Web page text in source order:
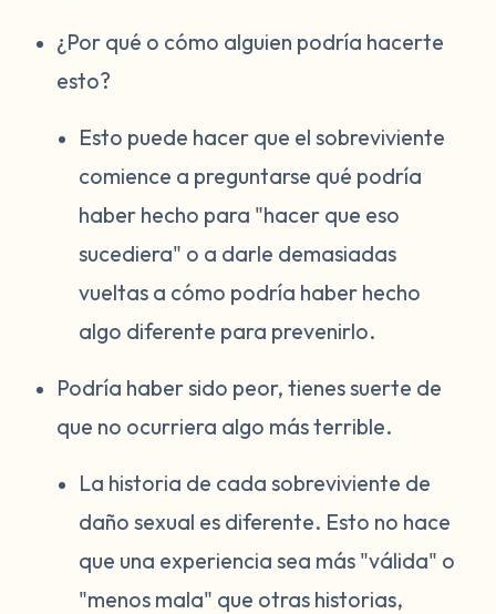
¿Por qué o cómo alguien podría hacerte
esto?
Esto puede hacer que el sobreviviente
comience a preguntarse qué podría
haber hecho para "hacer que eso
sucediera" o a darle demasiadas
vueltas a cómo podría haber hecho
algo diferente para prevenirlo.
Podría haber sido peor, tienes suerte de
que no ocurriera algo más terrible.
La historia de cada sobreviviente de
daño sexual es diferente. Esto no hace
que una experiencia sea más "válida" o
"menos mala" que otras historias,